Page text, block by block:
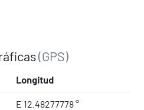
(GPS)
Longitud
E 12.48277778 °